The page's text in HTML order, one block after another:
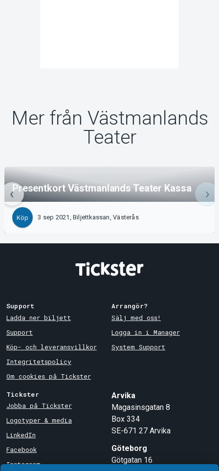
Mer från Västmanlands
Teater
Presentkort Västmanlands Teater Kassa
Köp 3 sep 2021, Biljettkassan, Västerås
Support
Ladda ner biljett
Support
Köp- och leveransvillkor
Integritetspolicy
Om cookies på Tickster
Arrangör?
Sälj med oss!
Logga in i Manager
System Support
Tickster
Jobba på Tickster
Logotyper & media
LinkedIn
Facebook
Instagram
Arvika
Magasinsgatan 8
Box 334
SE-671 27 Arvika
Göteborg
Götgatan 16